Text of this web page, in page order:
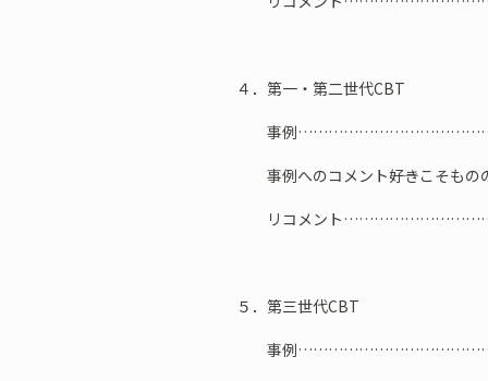
４．第一・第二世代CBT
事例
事例へのコメント――好きこそも
リコメント
５．第三世代CBT
事例